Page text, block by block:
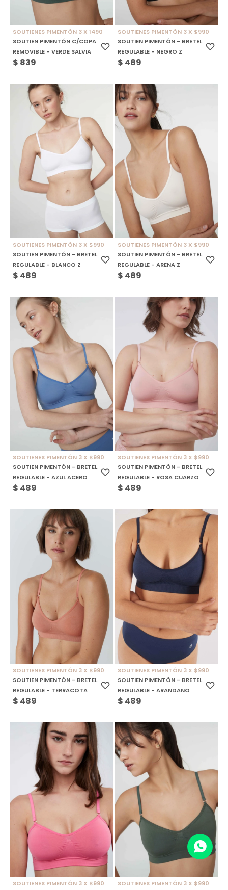
SOUTIENES PIMENTÓN 3 X 1490
SOUTIEN PIMENTÓN C/COPA
REMOVIBLE - VERDE SALVIA
$ 839
SOUTIENES PIMENTÓN 3 X $990
SOUTIEN PIMENTÓN - BRETEL
REGULABLE - NEGRO Z
$ 489
SOUTIENES PIMENTÓN 3 X $990
SOUTIEN PIMENTÓN - BRETEL
REGULABLE - BLANCO Z
$ 489
SOUTIENES PIMENTÓN 3 X $990
SOUTIEN PIMENTÓN - BRETEL
REGULABLE - ARENA Z
$ 489
SOUTIENES PIMENTÓN 3 X $990
SOUTIEN PIMENTÓN - BRETEL
REGULABLE - AZUL ACERO
$ 489
SOUTIENES PIMENTÓN 3 X $990
SOUTIEN PIMENTÓN - BRETEL
REGULABLE - ROSA CUARZO
$ 489
SOUTIENES PIMENTÓN 3 X $990
SOUTIEN PIMENTÓN - BRETEL
REGULABLE - TERRACOTA
$ 489
SOUTIENES PIMENTÓN 3 X $990
SOUTIEN PIMENTÓN - BRETEL
REGULABLE - ARANDANO
$ 489
SOUTIENES PIMENTÓN 3 X $990
SOUTIENES PIMENTÓN 3 X $990